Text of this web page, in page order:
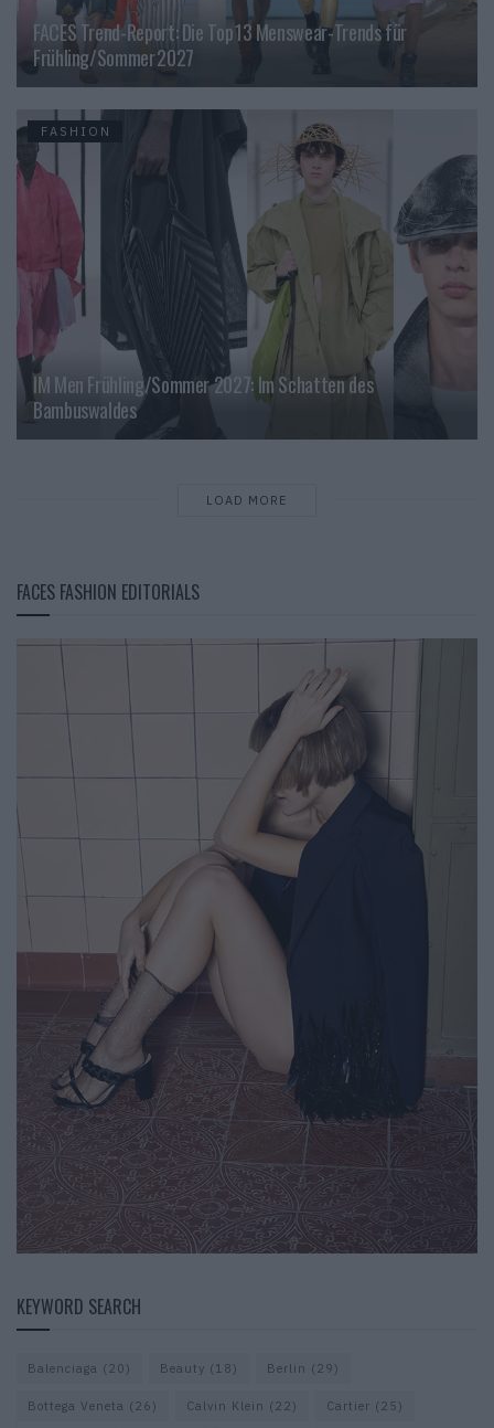
FACES Trend-Report: Die Top 13 Menswear-Trends für
Frühling/Sommer 2027
FASHION
IM Men Frühling/Sommer 2027: Im Schatten des
Bambuswaldes
LOAD MORE
FACES FASHION EDITORIALS
KEYWORD SEARCH
Balenciaga (20) Beauty (18) Berlin (29)
Bottega Veneta (26) Calvin Klein (22) Cartier (25)